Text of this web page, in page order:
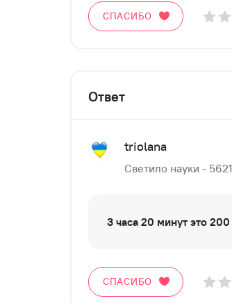
СПАСИБО
Ответ
triolana
Светило науки -
3 часа 20 минут это
СПАСИБО